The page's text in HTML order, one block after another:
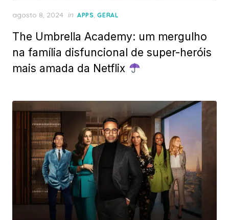
Posted
agosto 8, 2024 in APPS,GERAL
The Umbrella Academy: um mergulho
na família disfuncional de super-heróis
mais amada da Netflix